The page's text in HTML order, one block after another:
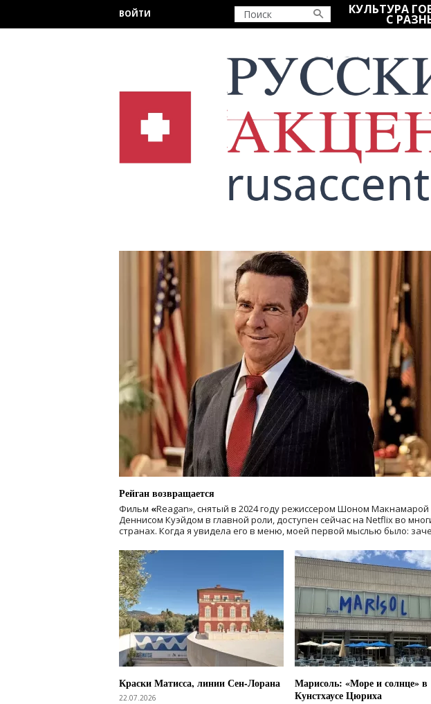
ВОЙТИ КУЛЬТУРА
С
Рейган возвращается
Фильм «Reagan», снятый в 2024 годурежиссером Шоном Макнамарой
Деннисом Куэйдом в главной роли, доступен сейчас на Netflix во
странах. Когда я увидела его в меню, моей первой мыслью было:
Краски Матисса, линии Сен-Лорана
22.07.2026
Марисоль: «Море и солнце» в
Кунстхаусе Цюриха